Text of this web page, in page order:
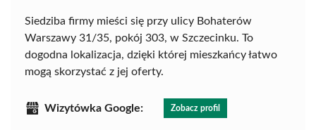
Siedziba firmy mieści się przy ulicy Bohaterów
Warszawy 31/35, pokój 303, w Szczecinku. To
dogodna lokalizacja, dzięki której mieszkańcy łatwo
mogą skorzystać z jej oferty.
Wizytówka Google: Zobacz profil